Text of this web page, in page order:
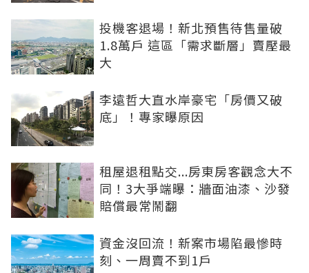
投機客退場！新北預售待售量破
1.8萬戶 這區「需求斷層」賣壓最
大
李遠哲大直水岸豪宅「房價又破
底」！專家曝原因
租屋退租點交...房東房客觀念大不
同！3大爭端曝：牆面油漆、沙發
賠償最常鬧翻
資金沒回流！新案市場陷最慘時
刻、一周賣不到1戶